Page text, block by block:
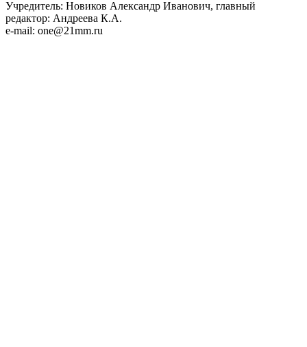
Учредитель: Новиков Александр Иванович, главный
редактор: Андреева К.А.
e-mail: one@21mm.ru